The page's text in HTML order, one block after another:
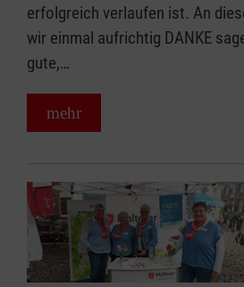
erfolgreich verlaufen ist. An
wir einmal aufrichtig DANKE
gute,…
mehr